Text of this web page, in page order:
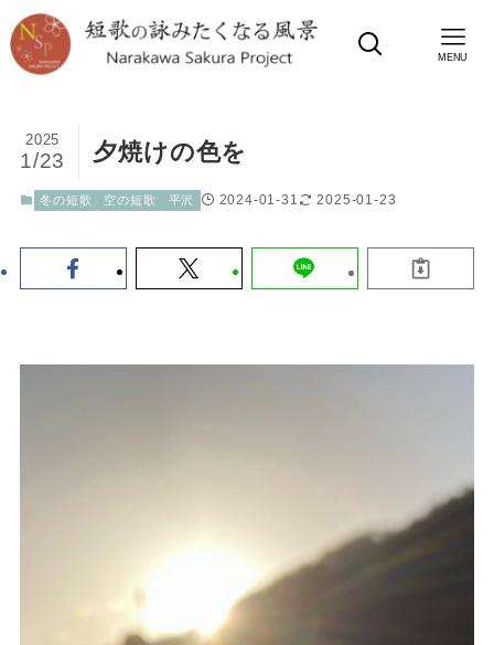
MENU
夕焼けの色を
2025
1/23
冬の短歌 空の短歌 平沢 2024-01-31 2025-01-23